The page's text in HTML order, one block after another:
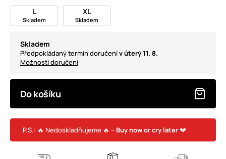
L
Skladem
XL
Skladem
Skladem
Předpokládaný termín doručenív úterý 11. 8.
Možnosti doručení
Do košíku
P.S.: 🔥 Nedoskladňujeme 🔥 – Buy now or cry later💔